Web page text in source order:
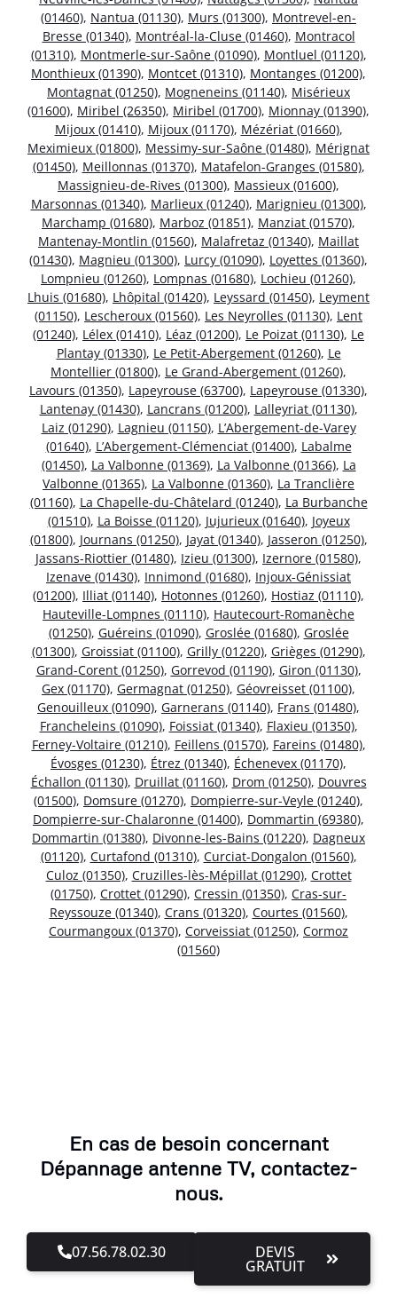
(01460), Nantua (01130), Murs (01300), Montrevel-en-
Bresse (01340), Montréal-la-Cluse (01460), Montracol
(01310), Montmerle-sur-Saône (01090), Montluel (01120),
Monthieux (01390), Montcet (01310), Montanges (01200),
Montagnat (01250), Mogneneins (01140), Misérieux
(01600), Miribel (26350), Miribel (01700), Mionnay (01390),
Mijoux (01410), Mijoux (01170), Mézériat (01660),
Meximieux (01800), Messimy-sur-Saône (01480), Mérignat
(01450), Meillonnas (01370), Matafelon-Granges (01580),
Massignieu-de-Rives (01300), Massieux (01600),
Marsonnas (01340), Marlieux (01240), Marignieu (01300),
Marchamp (01680), Marboz (01851), Manziat (01570),
Mantenay-Montlin (01560), Malafretaz (01340), Maillat
(01430), Magnieu (01300), Lurcy (01090), Loyettes (01360),
Lompnieu (01260), Lompnas (01680), Lochieu (01260),
Lhuis (01680), Lhôpital (01420), Leyssard (01450), Leyment
(01150), Lescheroux (01560), Les Neyrolles (01130), Lent
(01240), Lélex (01410), Léaz (01200), Le Poizat (01130), Le
Plantay (01330), Le Petit-Abergement (01260), Le
Montellier (01800), Le Grand-Abergement (01260),
Lavours (01350), Lapeyrouse (63700), Lapeyrouse (01330),
Lantenay (01430), Lancrans (01200), Lalleyriat (01130),
Laiz (01290), Lagnieu (01150), L’Abergement-de-Varey
(01640), L’Abergement-Clémenciat (01400), Labalme
(01450), La Valbonne (01369), La Valbonne (01366), La
Valbonne (01365), La Valbonne (01360), La Tranclière
(01160), La Chapelle-du-Châtelard (01240), La Burbanche
(01510), La Boisse (01120), Jujurieux (01640), Joyeux
(01800), Journans (01250), Jayat (01340), Jasseron (01250),
Jassans-Riottier (01480), Izieu (01300), Izernore (01580),
Izenave (01430), Innimond (01680), Injoux-Génissiat
(01200), Illiat (01140), Hotonnes (01260), Hostiaz (01110),
Hauteville-Lompnes (01110), Hautecourt-Romanèche
(01250), Guéreins (01090), Groslée (01680), Groslée
(01300), Groissiat (01100), Grilly (01220), Grièges (01290),
Grand-Corent (01250), Gorrevod (01190), Giron (01130),
Gex (01170), Germagnat (01250), Géovreisset (01100),
Genouilleux (01090), Garnerans (01140), Frans (01480),
Francheleins (01090), Foissiat (01340), Flaxieu (01350),
Ferney-Voltaire (01210), Feillens (01570), Fareins (01480),
Évosges (01230), Étrez (01340), Échenevex (01170),
Échallon (01130), Druillat (01160), Drom (01250), Douvres
(01500), Domsure (01270), Dompierre-sur-Veyle (01240),
Dompierre-sur-Chalaronne (01400), Dommartin (69380),
Dommartin (01380), Divonne-les-Bains (01220), Dagneux
(01120), Curtafond (01310), Curciat-Dongalon (01560),
Culoz (01350), Cruzilles-lès-Mépillat (01290), Crottet
(01750), Crottet (01290), Cressin (01350), Cras-sur-
Reyssouze (01340), Crans (01320), Courtes (01560),
Courmangoux (01370), Corveissiat (01250), Cormoz
(01560)
En cas de besoin concernant
Dépannage antenne TV, contactez-
nous.
07.56.78.02.30 DEVIS
GRATUIT